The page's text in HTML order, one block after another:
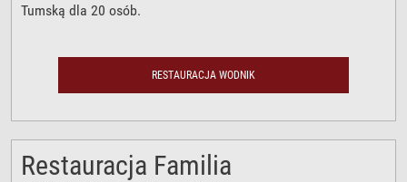
Tumską dla 20 osób.
RESTAURACJA WODNIK
Restauracja Familia